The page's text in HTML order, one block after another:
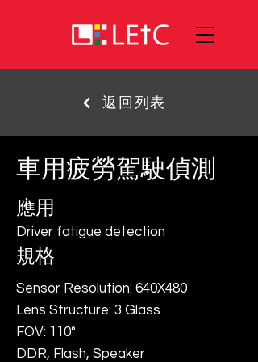
返回列表
車用疲勞駕駛偵測
應用
Driver fatigue detection
規格
Sensor Resolution: 640X480
Lens Structure: 3 Glass
FOV: 110°
DDR, Flash, Speaker